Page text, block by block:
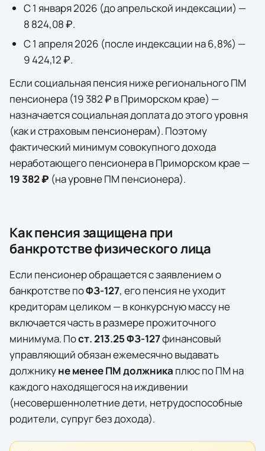
С 1 января2026 (до апрельской индексации) —
8 824,08 ₽.
С 1 апреля2026 (после индексации на6,8%) —
9 424,12 ₽.
Если социальная пенсия ниже регионального ПМ
пенсионера (19 382 ₽ вПриморском крае) —
назначается социальная доплата до этого уровня
(как и страховым пенсионерам). Поэтому
фактический минимум совокупного дохода
неработающего пенсионера вПриморском крае—
19 382 ₽ (на уровне ПМ пенсионера).
Как пенсия защищена при
банкротстве физического лица
Если пенсионер обращается с заявлением о
банкротстве поФЗ-127, его пенсия не уходит
кредиторам целиком — в конкурсную массу не
включается часть в размере прожиточного
минимума. Пост. 213.25 ФЗ-127финансовый
управляющий обязан ежемесячно выдавать
должникуне менее ПМ должника плюс по ПМ на
каждого находящегося на иждивении
(несовершеннолетние дети, нетрудоспособные
родители, супруг без дохода).